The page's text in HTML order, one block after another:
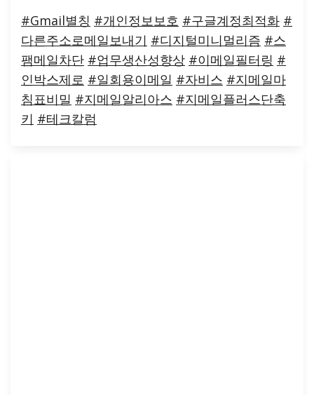
#Gmail별칭 #개인정보보호 #구글계정최적화 #
다른주소로메일보내기 #디지털미니멀리즘 #스
팸메일차단 #업무생산성향상 #이메일필터링 #
인박스제로 #일회용이메일 #자비스 #지메일마
침표비밀 #지메일알리아스 #지메일플러스단축
키 #테크칼럼